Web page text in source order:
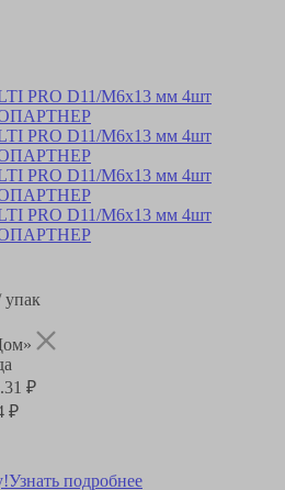
упак
₽
₽
Узнать подробнее